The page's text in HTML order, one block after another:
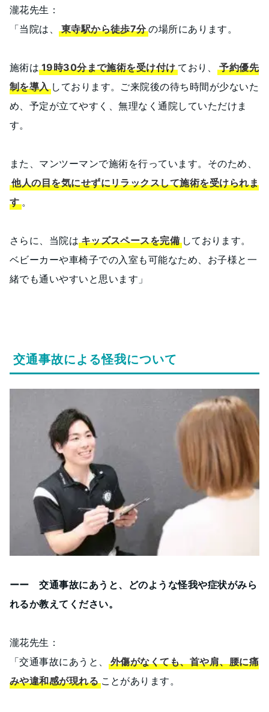
瀧花先生：
「当院は、東寺駅から徒歩7分の場所にあります。
施術は19時30分まで施術を受け付けており、
予約優先
制を導入 しております。ご来院後の待ち時間が少ないた
め、予定が立てやすく、無理なく通院していただけま
す。
また、マンツーマンで施術を行っています。そのため、
他人の目を気にせずにリラックスして施術を受けられま
す。
さらに、当院はキッズスペースを完備しております。
ベビーカーや車椅子での入室も可能なため、お子様と一
緒でも通いやすいと思います」
交通事故による怪我について
ーー 交通事故にあうと、どのような怪我や症状がみら
れるか教えてください。
瀧花先生：
「交通事故にあうと、
外傷がなくても、首や肩、腰に痛
みや違和感が現れることがあります。